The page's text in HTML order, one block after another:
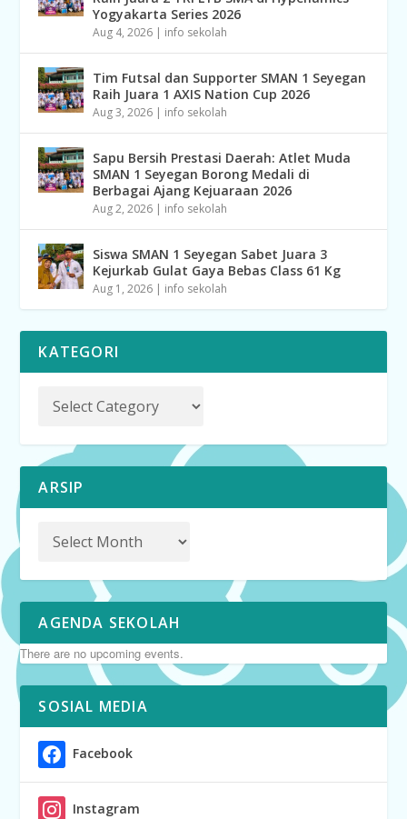
Yogyakarta Series 2026
Aug 4, 2026 info sekolah
Tim Futsal dan Supporter SMAN 1 Seyegan
Raih Juara 1 AXIS Nation Cup 2026
Aug 3, 2026 info sekolah
Sapu Bersih Prestasi Daerah: Atlet Muda
SMAN 1 Seyegan Borong Medali di
Berbagai Ajang Kejuaraan 2026
Aug 2, 2026 info sekolah
Siswa SMAN 1 Seyegan Sabet Juara 3
Kejurkab Gulat Gaya Bebas Class 61 Kg
Aug 1, 2026 info sekolah
KATEGORI
ARSIP
AGENDA SEKOLAH
There are no upcoming events.
SOSIAL MEDIA
Facebook
Instagram